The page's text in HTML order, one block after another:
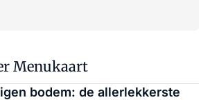
Menukaart
bodem: de allerlekkerste